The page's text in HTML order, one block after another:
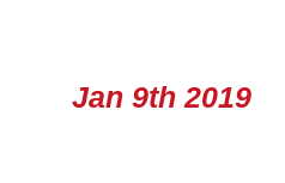
Jan 9th 2019